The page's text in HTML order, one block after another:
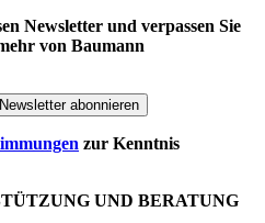
Newsletter und verpassen Sie
von Baumann
Newsletter abonnieren
zur Kenntnis
UND BERATUNG